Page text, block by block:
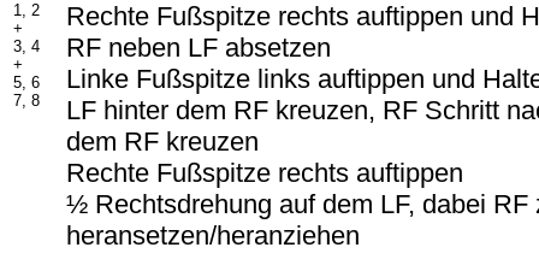
1, 2
+
3, 4
+
5, 6
7, 8
Rechte Fußspitze rechts auftippen und
RF neben LF absetzen
Linke Fußspitze links auftippen und
LF hinter dem RF kreuzen, RF Schritt
dem RF kreuzen
Rechte Fußspitze rechts auftippen
½ Rechtsdrehung auf dem LF, dabei RF
heransetzen/heranziehen